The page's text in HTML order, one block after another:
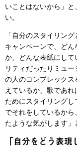
いことはないから」と
い。
「自分のスタイリン
キャンペーンで、ど
か、どんな表紙にし
リティだったりミュ
の人のコンプレック
えているか、歌であ
ためにスタイリング
でそれをしているか
たような気がします」
「自分をどう表